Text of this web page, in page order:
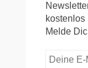
Melde